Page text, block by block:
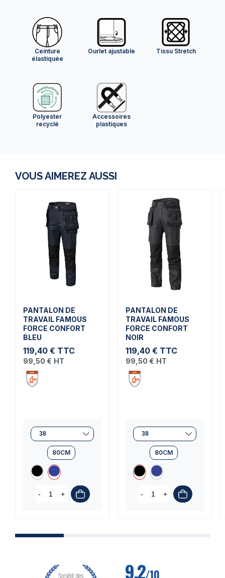
Ceinture
élastiquée
Ourlet ajustable Tissu Stretch
Polyester
recyclé
Accessoires
plastiques
VOUS AIMEREZ AUSSI
PANTALON DE
TRAVAIL FAMOUS
FORCE CONFORT
BLEU
119,40 € TTC
99,50 € HT
80CM
- +
PANTALON DE
TRAVAIL FAMOUS
FORCE CONFORT
NOIR
119,40 € TTC
99,50 € HT
80CM
- +